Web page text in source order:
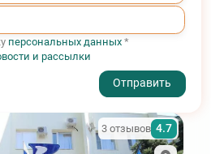
персональных данных*
и рассылки
3 отзывов 4.7